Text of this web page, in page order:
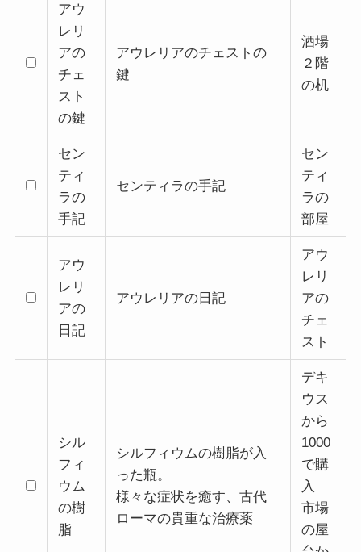
アウ
レリ
アの
チェ
スト
の鍵
アウレリアのチェストの
鍵
酒場
２階
の机
セン
ティ
ラの
手記
センティラの手記
セン
ティ
ラの
部屋
アウ
レリ
アの
日記
アウレリアの日記
アウ
レリ
アの
チェ
スト
シル
フィ
ウム
の樹
脂
シルフィウムの樹脂が入
った瓶。
様々な症状を癒す、古代
ローマの貴重な治療薬
デキ
ウス
から
1000
で購
入
市場
の屋